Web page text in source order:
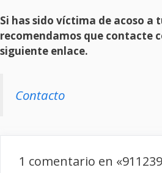
Si has sido víctima de acoso a
recomendamos que contacte
siguiente enlace.
Contacto
1 comentario en